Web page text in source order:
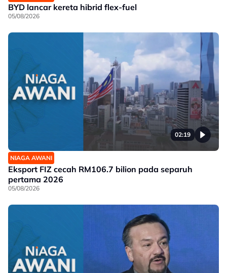
BYD lancar kereta hibrid flex-fuel
05/08/2026
02:19
NIAGA AWANI
Eksport FIZ cecah RM106.7 bilion pada separuh
pertama 2026
05/08/2026